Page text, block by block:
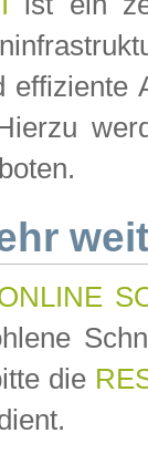
effiziente
die